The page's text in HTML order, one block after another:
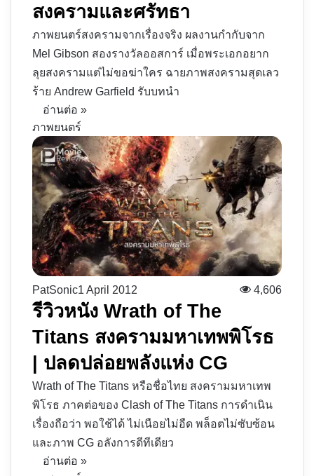
สงครามและศรัทธา
ภาพยนตร์สงครามจากเรื่องจริง ผลงานกำกับจาก
Mel Gibson สองรางวัลออสการ์ เมื่อพระเอกอยาก
ลุยสงครามแต่ไม่ขอฆ่าใคร ฉายภาพสงครามสุดเลว
ร้าย Andrew Garfield รับบทนำ
อ่านต่อ »
ภาพยนตร์
PatSonic1 April 2012 4,606
รีวิวหนัง Wrath of The
Titans สงครามมหาเทพพิโรธ
| ปลดปล่อยพลังแห่ง CG
Wrath of The Titans หรือชื่อไทย สงครามมหาเทพ
พิโรธ ภาคต่อของ Clash of The Titans การดำเนิน
เรื่องถือว่า พอใช้ได้ ไม่เนือยไม่อืด พล็อตไม่ซับซ้อน
และภาพ CG อลังการดีทีเดียว
อ่านต่อ »